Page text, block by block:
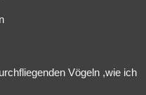
Vögeln ,wie ich